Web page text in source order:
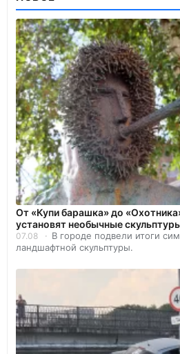
От «Купи барашка» до
установят необычные
07.08
В городе подвели итоги
ландшафтной скульптуры.